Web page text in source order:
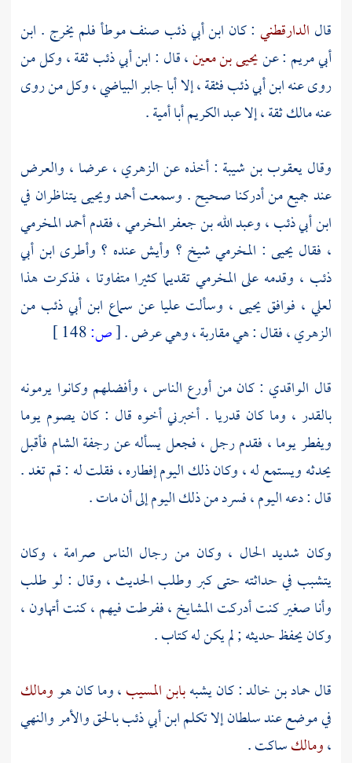
قال الدارقطني : كان ابن أبي ذئب صنف موطأ فلم يخرج . ابن
أبي مريم : عنيحيى بن معين، قال :ابن أبي ذئبثقة ، وكل من
روى عنهابن أبي ذئبفثقة ، إلاأبا جابر البياضي، وكل من روى
عنهمالكثقة ، إلاعبد الكريم أبا أمية.
وقاليعقوب بن شيبة : أخذه عنالزهري، عرضا ، والعرض
عند جميع من أدركنا صحيح . وسمعتأحمدويحيىيتناظران في
ابن أبي ذئب،وعبد الله بن جعفر المخرمي، فقدمأحمد المخرمي
، فقال يحيى : المخرميشيخ ؟ وأيش عنده ؟ وأطرى ابن أبي
ذئب ، وقدمه علىالمخرميتقديما كثيرا متفاوتا ، فذكرت هذا
لعلي ، فوافق يحيى ، وسألت عليا عن سماع ابن أبي ذئب من
الزهري، فقال : هي مقاربة ، وهي عرض .[ص:
قال الواقدي : كان من أورع الناس ، وأفضلهم وكانوا يرمونه
بالقدر ، وما كان قدريا . أخبرني أخوه قال : كان يصوم يوما
ويفطر يوما ، فقدم رجل ، فجعل يسأله عن رجفةالشام فأقبل
يحدثه ويستمع له ، وكان ذلك اليوم إفطاره ، فقلت له : قم تغد .
قال : دعه اليوم ، فسرد من ذلك اليوم إلى أن مات .
وكان شديد الحال ، وكان من رجال الناس صرامة ، وكان
يتشبب في حداثته حتى كبر وطلب الحديث ، وقال : لو طلب
وأنا صغير كنت أدركت المشايخ ، ففرطت فيهم ، كنت أتهاون ،
وكان يحفظ حديثه ; لم يكن له كتاب .
قالحماد بن خالد: كان يشبهبابن المسيب، وما كان هوومالك
في موضع عند سلطان إلا تكلمابن أبي ذئببالحق والأمر والنهي
،ومالكساكت .